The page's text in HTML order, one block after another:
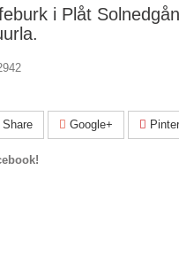
i Plåt
Share Google+